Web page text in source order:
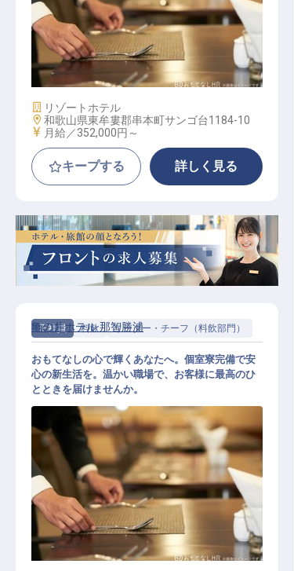
レストランマネージャー【メルキュ
ール和歌山串本】
施設業態
リゾートホテル
勤務地
和歌山県東牟婁郡串本町サンゴ台1184-10
給与
月給／352,000円～
キープする 詳しく見る
正社員 料飲 リーダー・チーフ（料飲部門）
料飲リーダー
亀の井ホテル 那智勝浦
おもてなしの心で輝くあなたへ。個室寮完備で安
心の新生活を。温かい職場で、お客様に最高のひ
とときを届けませんか。